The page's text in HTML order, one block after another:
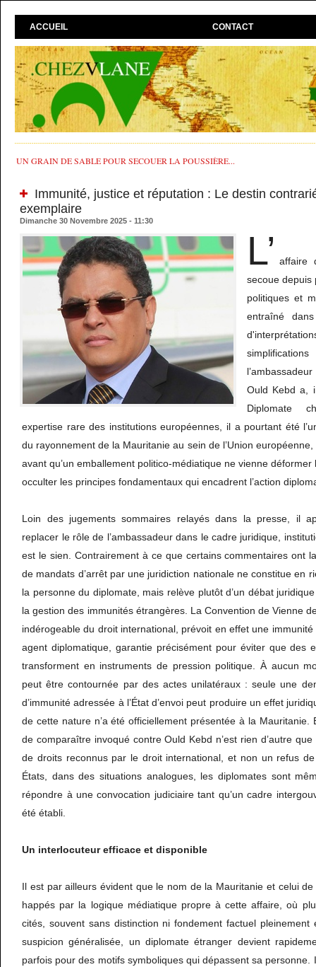
ACCUEIL CONTACT
UN GRAIN DE SABLE POUR SECOUER LA POUSSIÈRE...
Immunité, justice et réputation : Le destin
exemplaire
Dimanche 30 Novembre 2025 - 11:30
L’ affaire
secoue depuis
politiques et
entraîné
Ould Kebd a,
Diplomate
expertise rare des institutions européennes, il a pourtant été
du rayonnement de la Mauritanie au sein de l’Union européenne,
avant qu’un emballement politico-médiatique ne vienne
occulter les principes fondamentaux qui encadrent l’action
Loin des jugements sommaires relayés dans la presse, il
replacer le rôle de l’ambassadeur dans le cadre juridique,
est le sien. Contrairement à ce que certains commentaires ont
de mandats d’arrêt par une juridiction nationale ne constitue en
la personne du diplomate, mais relève plutôt d’un débat
la gestion des immunités étrangères. La Convention de Vienne
indérogeable du droit international, prévoit en effet une
agent diplomatique, garantie précisément pour éviter que des
transforment en instruments de pression politique. À aucun
peut être contournée par des actes unilatéraux : seule une
d’immunité adressée à l’État d’envoi peut produire un effet
de cette nature n’a été officiellement présentée à la Mauritanie.
de comparaître invoqué contre Ould Kebd n’est rien d’autre que
de droits reconnus par le droit international, et non un refus de
États, dans des situations analogues, les diplomates sont
répondre à une convocation judiciaire tant qu’un cadre
été établi.
Un interlocuteur efficace et disponible
Il est par ailleurs évident que le nom de la Mauritanie et celui
happés par la logique médiatique propre à cette affaire, où
cités, souvent sans distinction ni fondement factuel pleinement
suspicion généralisée, un diplomate étranger devient
parfois pour des motifs symboliques qui dépassent sa personne.